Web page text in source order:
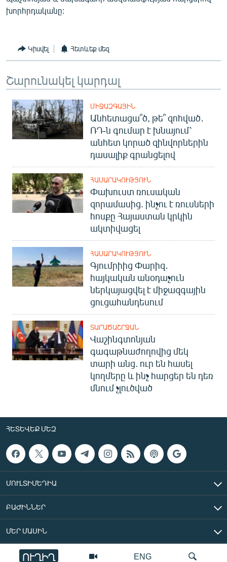
«Ազատության» բոլոր կայքերը
ENG
ՈՒՂԻՂ
խորհրդականը:
Կիսվել Հետևեք մեզ
Շարունակել կարդալ
ՄԻՋԱԶԳԱՅԻՆ
Անհետացա՞ծ, թե՞ զոհված․
ՌԴ-ն գումար է խնայում՝
անհետ կորած զինվորներին
դասալիք գրանցելով
ՀԱՍԱՐԱԿՈՒԹՅՈՒՆ
Փախուստ ռուսական
զորամասից. ինչու է ռուսների
հոսքը Հայաստան կրկին
ակտիվացել
ՀԱՍԱՐԱԿՈՒԹՅՈՒՆ
Գյումրիից Փարիզ․
հայկական անօդաչուն
ներկայացվել է միջազգային
ցուցահանդեսում
ՏԱՐԱԾԱՇՐՋԱՆ
Վաշինգտոնյան
գագաթնաժողովից մեկ
տարի անց. ուր են հասել
կողմերը և ինչ հարցեր են դեռ
մնում չլուծված
ՀԵՏԵՎԵՔ ՄԵԶ
ՄՈՒԼՏԻՄԵԴԻԱ
ԲԱԺԻՆՆԵՐ
ՄԵՐ ՄԱՍԻՆ
«Ազատ Եվրոպա/Ազատություն» ռադիոկայան © 2026